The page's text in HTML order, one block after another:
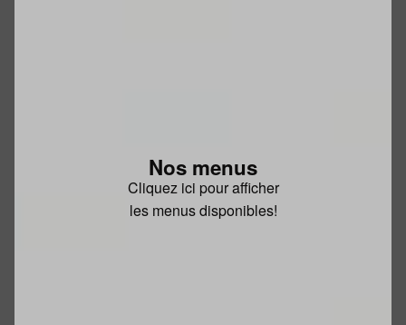
Nos menus
Cliquez ici pour afficher
les menus disponibles!